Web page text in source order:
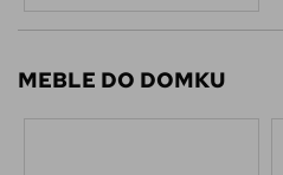
MEBLE DO DOMKU